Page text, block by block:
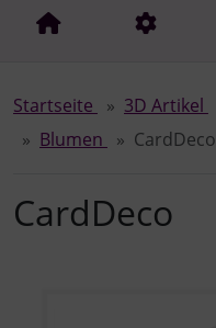
Startseite 3D Artikel
Blumen
CardDeco
CardDeco